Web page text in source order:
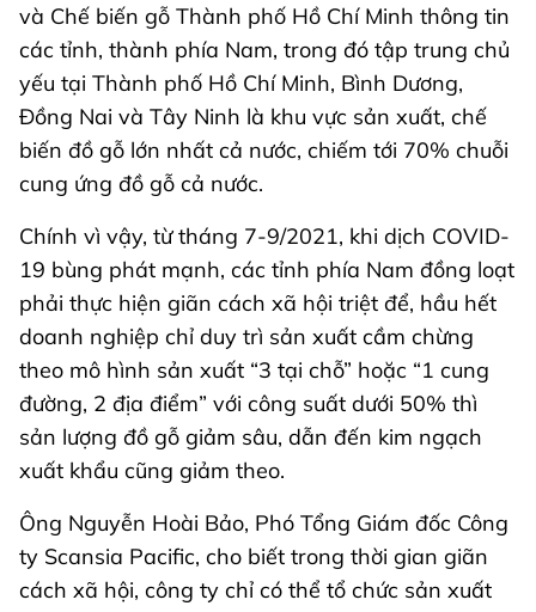
và Chế biến gỗ Thành phố Hồ Chí Minh thông tin
các tỉnh, thành phía Nam, trong đó tập trung chủ
yếu tại Thành phố Hồ Chí Minh, Bình Dương,
Đồng Nai và Tây Ninh là khu vực sản xuất, chế
biến đồ gỗ lớn nhất cả nước, chiếm tới 70% chuỗi
cung ứng đồ gỗ cả nước.
Chính vì vậy, từ tháng 7-9/2021, khi dịch COVID-
19 bùng phát mạnh, các tỉnh phía Nam đồng loạt
phải thực hiện giãn cách xã hội triệt để, hầu hết
doanh nghiệp chỉ duy trì sản xuất cầm chừng
theo mô hình sản xuất “3 tại chỗ” hoặc “1 cung
đường, 2 địa điểm” với công suất dưới 50% thì
sản lượng đồ gỗ giảm sâu, dẫn đến kim ngạch
xuất khẩu cũng giảm theo.
Ông Nguyễn Hoài Bảo, Phó Tổng Giám đốc Công
ty Scansia Pacific, cho biết trong thời gian giãn
cách xã hội, công ty chỉ có thể tổ chức sản xuất